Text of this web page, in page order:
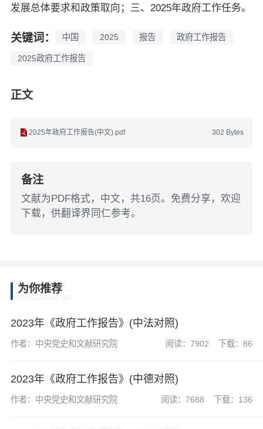
发展总体要求和政策取向；三、2025年政府工作任务。
关键词： 中国 2025 报告 政府工作报告
2025政府工作报告
正文
302 Bytes
2025年政府工作报告(中文).pdf
备注
文献为PDF格式，中文，共16页。免费分享，欢迎
下载，供翻译界同仁参考。
为你推荐
2023年《政府工作报告》(中法对照)
作者：中央党史和文献研究院 阅读：7902 下载：86
2023年《政府工作报告》(中德对照)
作者：中央党史和文献研究院 阅读：7688 下载：136